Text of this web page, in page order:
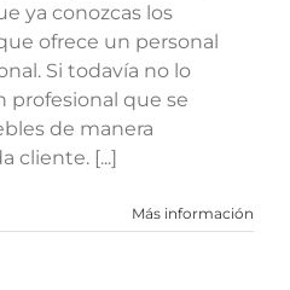
ya conozcas los
ofrece un personal
Si todavía no lo
profesional que se
de manera
cliente. [...]
Más información